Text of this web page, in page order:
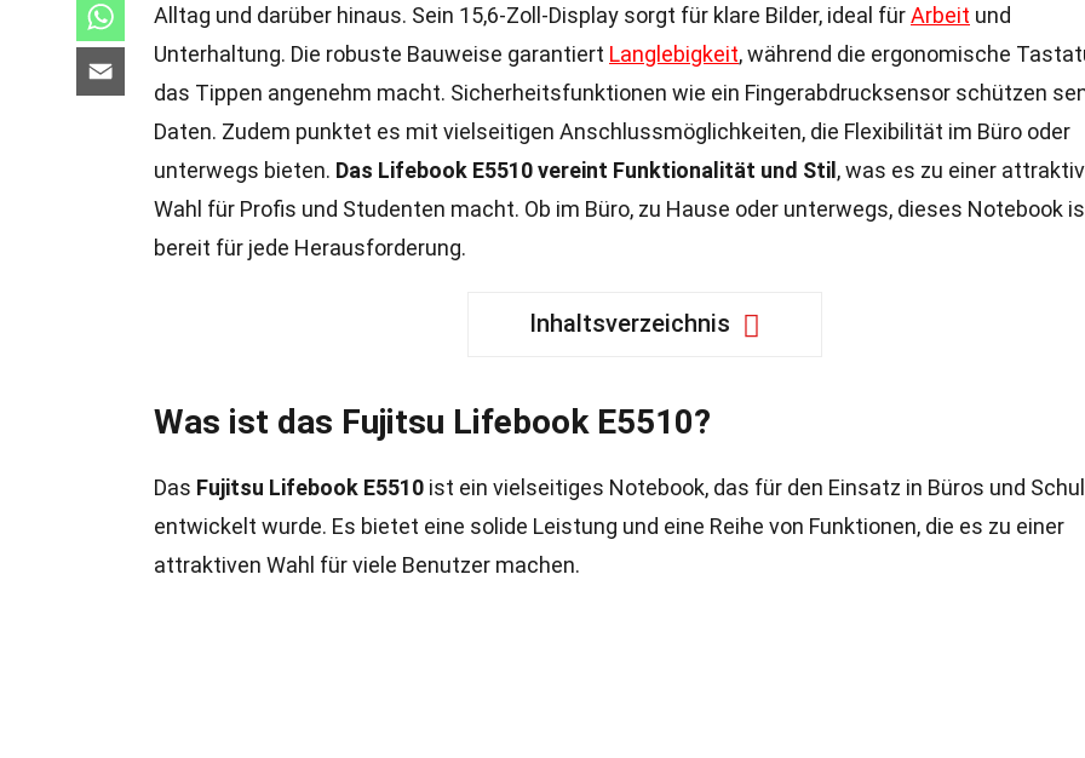
Alltag und darüber hinaus. Sein 15,6-Zoll-Display sorgt für klare Bilder, ideal fürArbeit und
Unterhaltung. Die robuste Bauweise garantiert Langlebigkeit, während die ergonomische
das Tippen angenehm macht. Sicherheitsfunktionen wie ein Fingerabdrucksensor schützen
Daten. Zudem punktet es mit vielseitigen Anschlussmöglichkeiten, die Flexibilität im Büro oder
unterwegs bieten. Das Lifebook E5510 vereint Funktionalität und Stil , was es zu einer
Wahl für Profis und Studenten macht. Ob im Büro, zu Hause oder unterwegs, dieses Notebook
bereit für jede Herausforderung.
Inhaltsverzeichnis
Was ist das Fujitsu Lifebook E5510?
Das Fujitsu Lifebook E5510 ist ein vielseitiges Notebook, das für den Einsatz in Büros und
entwickelt wurde. Es bietet eine solide Leistung und eine Reihe von Funktionen, die es zu einer
attraktiven Wahl für viele Benutzer machen.